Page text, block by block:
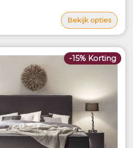
Bekijk opties
-15% Korting